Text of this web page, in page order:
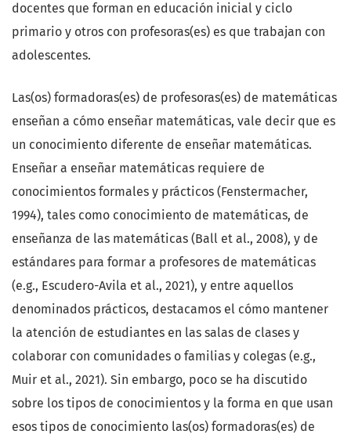
docentes que forman en educación inicial y ciclo
primario y otros con profesoras(es) es que trabajan con
adolescentes.
Las(os) formadoras(es) de profesoras(es) de matemáticas
enseñan a cómo enseñar matemáticas, vale decir que es
un conocimiento diferente de enseñar matemáticas.
Enseñar a enseñar matemáticas requiere de
conocimientos formales y prácticos (Fenstermacher,
1994), tales como conocimiento de matemáticas, de
enseñanza de las matemáticas (Ball et al., 2008), y de
estándares para formar a profesores de matemáticas
(e.g., Escudero-Avila et al., 2021), y entre aquellos
denominados prácticos, destacamos el cómo mantener
la atención de estudiantes en las salas de clases y
colaborar con comunidades o familias y colegas (e.g.,
Muir et al., 2021). Sin embargo, poco se ha discutido
sobre los tipos de conocimientos y la forma en que usan
esos tipos de conocimiento las(os) formadoras(es) de